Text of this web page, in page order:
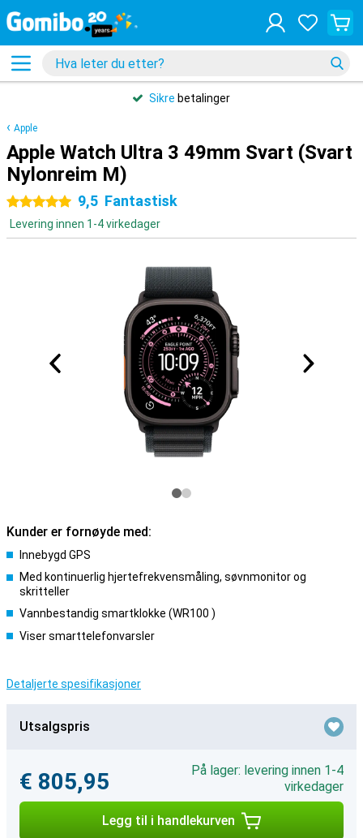
Sikre betalinger
Apple
Apple Watch Ultra 3 49mm Svart (Svart
Nylonreim M)
5 stjerner9,5 Fantastisk
Levering innen 1-4 virkedager
Kunder er fornøyde med:
Innebygd GPS
Med kontinuerlig hjertefrekvensmåling, søvnmonitor og
skritteller
Vannbestandig smartklokke (WR100 )
Viser smarttelefonvarsler
Detaljerte spesifikasjoner
Utsalgspris
€ 805,95
På lager: levering innen 1-4
virkedager
Legg til i handlekurven